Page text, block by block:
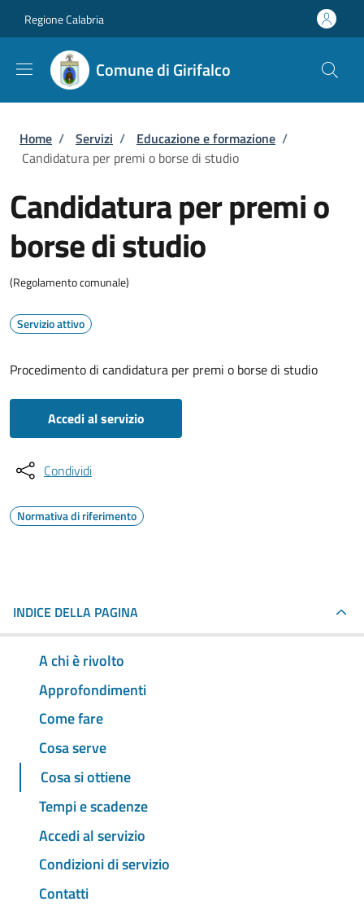
Regione Calabria
Comune di Girifalco
Briciole di pane
Home / Servizi / Educazione e formazione /
Candidatura per premi o borse di studio
Candidatura per premi o
borse di studio
(Regolamento comunale)
Servizio attivo
Procedimento di candidatura per premi o borse di studio
Accedi al servizio
Condividi
Normativa di riferimento
INDICE DELLA PAGINA
A chi è rivolto
Approfondimenti
Come fare
Cosa serve
Cosa si ottiene
Tempi e scadenze
Accedi al servizio
Condizioni di servizio
Contatti